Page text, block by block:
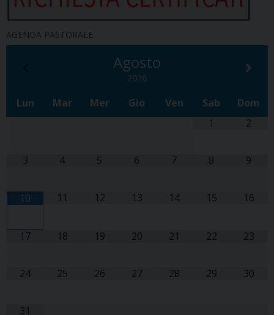
AGENDA PASTORALE
Agosto
2026
Lun Mar Mer Gio Ven Sab
Dom
1
2
3 4 5 6 7 8 9
10 11 12 13 14 15 16
17 18 19 20 21 22 23
24 25 26 27 28 29 30
31